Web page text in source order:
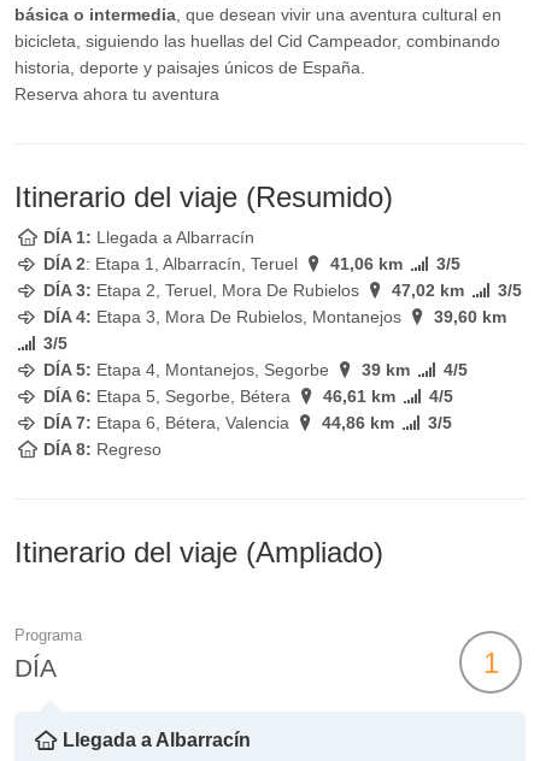
básica o intermedia , que desean vivir una aventura cultural en
bicicleta, siguiendo las huellas del Cid Campeador, combinando
historia, deporte y paisajes únicos de España.
Reserva ahora tu aventura
Itinerario del viaje (Resumido)
DÍA 1: Llegada a Albarracín
DÍA 2: Etapa 1, Albarracín, Teruel 41,06 km
3/5
DÍA 3: Etapa 2, Teruel, Mora De Rubielos 47,02 km
3/5
DÍA 4: Etapa 3, Mora De Rubielos, Montanejos
39,60 km
3/5
DÍA 5: Etapa 4, Montanejos, Segorbe 39 km
4/5
DÍA 6: Etapa 5, Segorbe, Bétera 46,61 km
4/5
DÍA 7: Etapa 6, Bétera, Valencia 44,86 km
3/5
DÍA 8: Regreso
Itinerario del viaje (Ampliado)
Programa
DÍA 1
Llegada a Albarracín